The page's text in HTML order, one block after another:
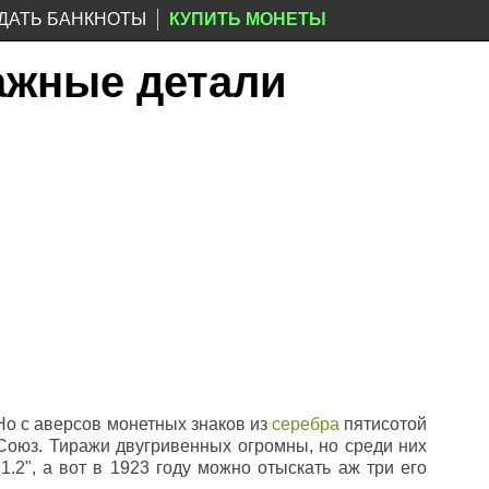
БАНКНОТЫ КУПИТЬ МОНЕТЫ
детали
с аверсов монетных знаков из серебра пятисотой
Тиражи двугривенных огромны, но среди них
а вот в 1923 году можно отыскать аж три его